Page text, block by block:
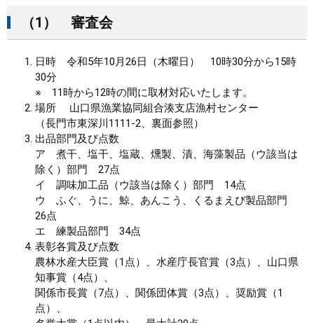
（1） 審査会
日時 令和5年10月26日（木曜日） 10時30分から15時
30分
※ 11時から12時の間に取材対応いたします。
場所 山口県漁業協同組合湊支店漁村センター
（長門市東深川1111-2、裏面参照）
出品部門及び点数
ア 煮干、塩干、塩蔵、燻製、漬、海藻製品（ウ該当は
除く）部門 27点
イ 調味加工品（ウ該当は除く）部門 14点
ウ ふぐ、うに、鯨、あんこう、くるまえび製品部門
26点
エ 練製品部門 34点
表彰各賞及び点数
農林水産大臣賞（1点）、水産庁長官賞（3点）、山口県
知事賞（4点）、
関係市長賞（7点）、関係団体賞（3点）、奨励賞（1
点）、